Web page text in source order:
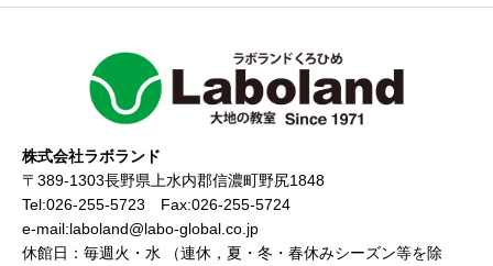
株式会社ラボランド
〒389-1303長野県上水内郡信濃町野尻1848
Tel:026-255-5723 Fax:026-255-5724
e-mail:laboland@labo-global.co.jp
休館日：毎週火・水 （連休，夏・冬・春休みシーズン等を除